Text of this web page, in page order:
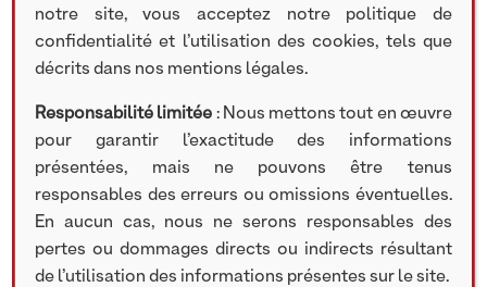
Rechercher
Search
notre site, vous acceptez notre politique de
confidentialité et l’utilisation des cookies, tels que
décrits dans nos mentions légales.
Responsabilité limitée : Nous mettons tout en œuvre
pour garantir l’exactitude des informations
présentées, mais ne pouvons être tenus
responsables des erreurs ou omissions éventuelles.
En aucun cas, nous ne serons responsables des
pertes ou dommages directs ou indirects résultant
de l’utilisation des informations présentes sur le site.